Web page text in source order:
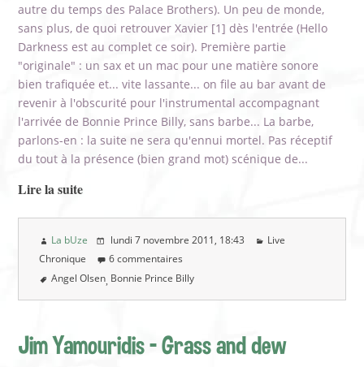
autre du temps des Palace Brothers). Un peu de monde,
sans plus, de quoi retrouver Xavier [1] dès l'entrée (Hello
Darkness est au complet ce soir). Première partie
"originale" : un sax et un mac pour une matière sonore
bien trafiquée et... vite lassante... on file au bar avant de
revenir à l'obscurité pour l'instrumental accompagnant
l'arrivée de Bonnie Prince Billy, sans barbe... La barbe,
parlons-en : la suite ne sera qu'ennui mortel. Pas réceptif
du tout à la présence (bien grand mot) scénique de...
Lire la suite
La bUze lundi 7 novembre 2011 , 18:43
Live
Chronique
6 commentaires
Angel Olsen Bonnie Prince Billy
Jim Yamouridis - Grass and dew